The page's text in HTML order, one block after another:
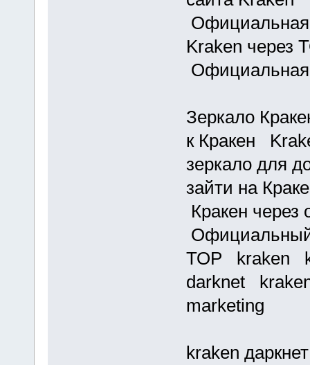
Официальная
Kraken через
Официальная
Зеркало
к Кракен
зеркало для
зайти на
Кракен
Официальный
ТОР kraken
darknet
marketing
kraken